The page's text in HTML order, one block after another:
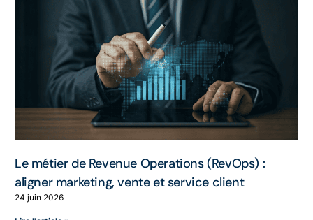
Le métier de Revenue Operations (RevOps) :
aligner marketing, vente et service client
24 juin 2026